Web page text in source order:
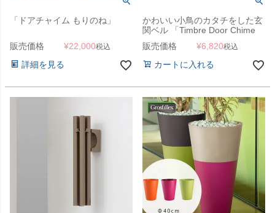
「ドアチャイム もりのね」
販売価格 ¥22,000税込
詳細を見る
かわいい小鳥のカタチをした玄
関ベル 「Timbre Door Chime
ドアチャイム Tori」
販売価格 ¥6,820税込
カートに入れる